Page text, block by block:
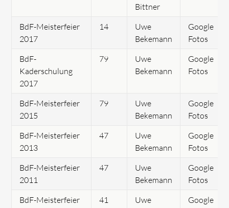
Bittner
BdF-Meisterfeier
2017
14
Uwe
Bekemann
Google
Fotos
BdF-
Kaderschulung
2017
79
Uwe
Bekemann
Google
Fotos
BdF-Meisterfeier
2015
79
Uwe
Bekemann
Google
Fotos
BdF-Meisterfeier
2013
47
Uwe
Bekemann
Google
Fotos
BdF-Meisterfeier
2011
47
Uwe
Bekemann
Google
Fotos
BdF-Meisterfeier
41
Uwe
Google